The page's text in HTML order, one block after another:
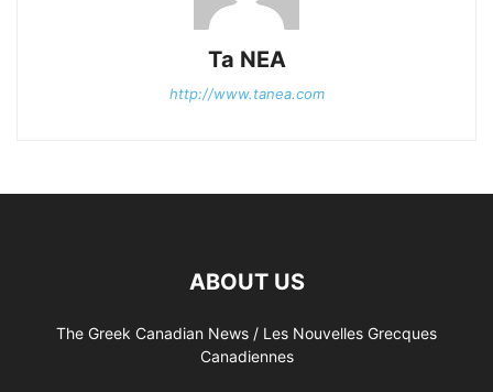
Ta NEA
http://www.tanea.com
ABOUT US
The Greek Canadian News / Les Nouvelles Grecques
Canadiennes